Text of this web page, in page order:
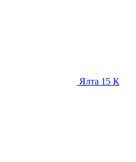
Ялта 15 К